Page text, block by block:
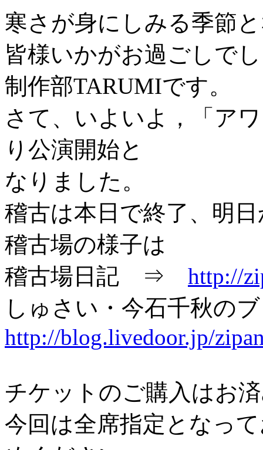
寒さが身にしみる季節
皆様いかがお過ごしで
制作部TARUMIです。
さて、いよいよ，「ア
り公演開始と
なりました。
稽古は本日で終了、明
稽古場の様子は
稽古場日記 ⇒ http://
しゅさい・今石千秋
http://blog.livedoor.jp/
チケットのご購入はお
今回は全席指定となっ